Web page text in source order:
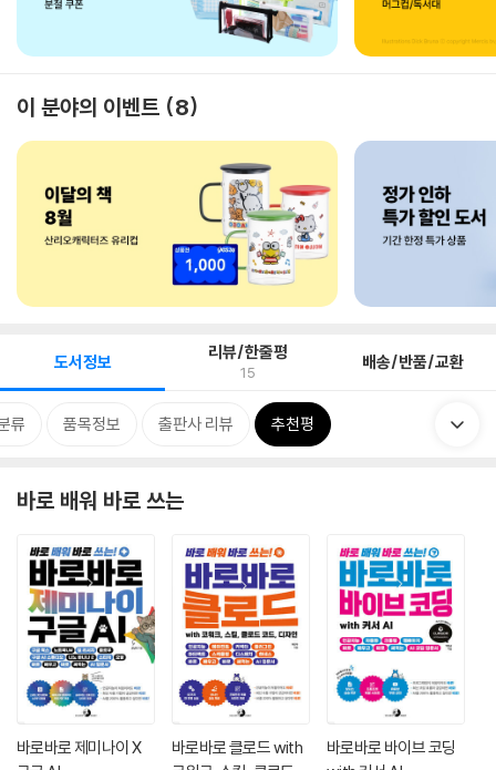
이 분야의 이벤트 8
도서정보 리뷰/한줄평
15 배송/반품/교환
류 품목정보 출판사 리뷰 추천평
바로 배워 바로 쓰는
바로바로 제미나이 X
바로바로 클로드 with
바로바로 바이브 코딩